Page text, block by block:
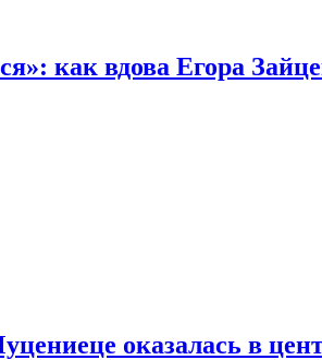
как вдова Егора
оказалась в